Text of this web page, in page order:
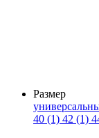
Размер
40 (1) 42 (1)